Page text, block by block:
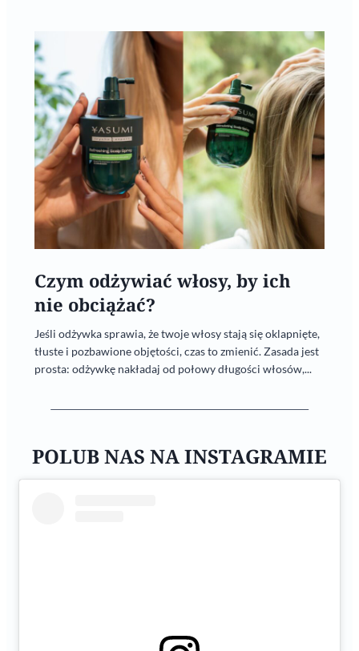
Czym odżywiać włosy, by ich
nie obciążać?
Jeśli odżywka sprawia, że twoje włosy stają się oklapnięte,
tłuste i pozbawione objętości, czas to zmienić. Zasada jest
prosta: odżywkę nakładaj od połowy długości włosów,...
POLUB NAS NA INSTAGRAMIE